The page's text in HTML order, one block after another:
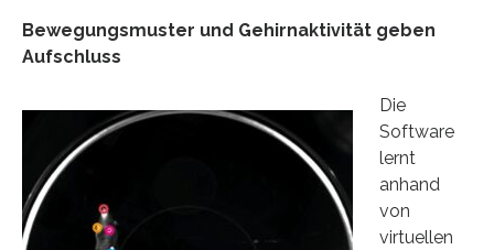
Bewegungsmuster und Gehirnaktivität geben
Aufschluss
Die
Software
lernt
anhand
von
virtuellen